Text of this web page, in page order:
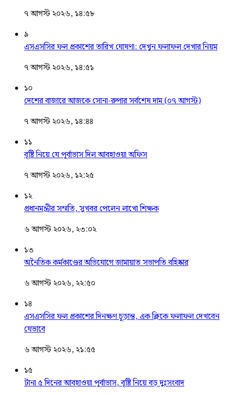
৭ আগস্ট ২০২৬, ১৪:৫৮
৯
এসএসসির ফল প্রকাশের তারিখ ঘোষণা: দেখুন ফলাফল দেখার নিয়ম
৭ আগস্ট ২০২৬, ১৪:৫১
১০
দেশের বাজারে আজকে সোনা-রুপার সর্বশেষ দাম (০৭ আগস্ট)
৭ আগস্ট ২০২৬, ১৪:৪৪
১১
বৃষ্টি নিয়ে যে পূর্বাভাস দিল আবহাওয়া অফিস
৭ আগস্ট ২০২৬, ১২:২৫
১২
প্রধানমন্ত্রীর সম্মতি, সুখবর পেলেন লাখো শিক্ষক
৬ আগস্ট ২০২৬, ২৩:০২
১৩
অনৈতিক কর্মকাণ্ডের অভিযোগে জামায়াত সভাপতি বহিষ্কার
৬ আগস্ট ২০২৬, ২২:৫০
১৪
এসএসসির ফল প্রকাশের দিনক্ষণ চূড়ান্ত, এক ক্লিকে ফলাফল দেখবেন
যেভাবে
৬ আগস্ট ২০২৬, ২১:৫৫
১৫
টানা ৫ দিনের আবহাওয়া পূর্বাভাস, বৃষ্টি নিয়ে বড় দুঃসংবাদ